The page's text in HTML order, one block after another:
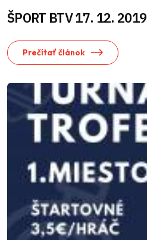
ŠPORT BTV 17. 12. 2019
Prečítať článok